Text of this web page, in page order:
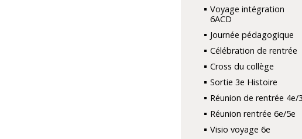
Voyage intégration
6ACD
Journée pédagogique
Célébration de rentrée
Cross du collège
Sortie 3e Histoire
Réunion de rentrée 4e/
Réunion rentrée 6e/5e
Visio voyage 6e